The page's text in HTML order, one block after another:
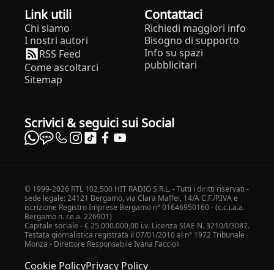
Link utili
Chi siamo
I nostri autori
RSS Feed
Come ascoltarci
Sitemap
Contattaci
Richiedi maggiori info
Bisogno di supporto
Info su spazi
pubblicitari
Scrivici & seguici sui Social
© 1999-2026 RTL 102,500 HIT RADIO S.R.L. - Tutti i diritti riservati -
sede legale: 24121 Bergamo, via Clara Maffei, 14/A C.F./P.IVA e
iscrizione Registro Imprese Bergamo n° 01646950160 - (c.c.i.a.a.
Bergamo n. r.e.a. 226901)
Capitale sociale - € 25.000.000,00 i.v. Licenza SIAE N. 3210/I/3087.
Testata giornalistica registrata il 07/01/2010 al n° 1972 Tribunale
Monza - Direttore Responsabile Ivana Faccioli
Cookie PolicyPrivacy Policy